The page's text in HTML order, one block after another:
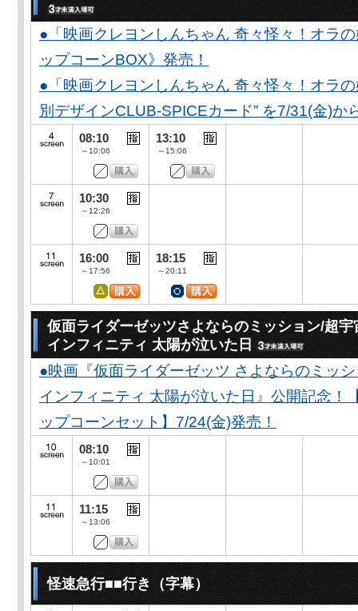
●「映画クレヨンしんちゃん 奇々怪々！オラ
ップコーンBOX》発売！
●「映画クレヨンしんちゃん 奇々怪々！オラ
別デザインCLUB-SPICEカード” を7/31(金)か
08:10
～10:06
13:10
～15:06
10:30
～12:26
16:00
～17:56
18:15
～20:11
仮面ライダーゼッツさよならのミッション/超
インフィニティ 太陽が泣いた日
●映画『仮面ライダーゼッツ さよならのミッ
インフィニティ 太陽が泣いた日』公開記念！
ップコーンセット】7/24(金)発売！
08:10
～10:01
11:15
～13:06
怪速急行■■行き（字幕）